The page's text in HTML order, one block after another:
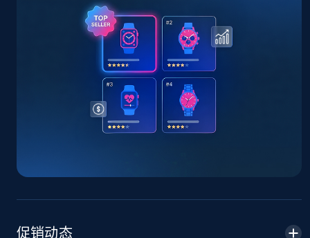
TikTok Shop - Collect TikTok shop products
by keywords search
URL, Title, Available, Description, Currency, Initial
price, Final price, Discount percent, and more.
668+
price, Final price, Discount percent, and more.
促销动态